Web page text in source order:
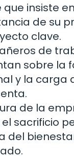
que insiste
de su
clave.
de
sobre la
y la carga
de la
sacrificio
del